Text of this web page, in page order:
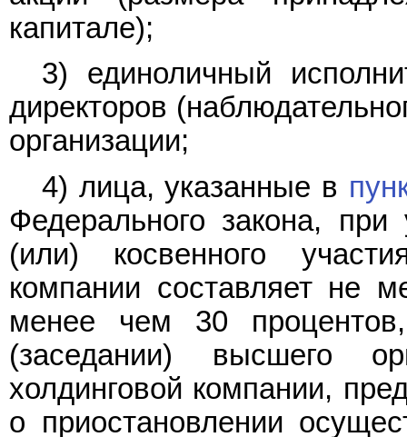
капитале);
3) единоличный
директоров
организации;
4) лица, указанные в
Федерального закона,
(или) косвенного
компании составляет не
менее чем 30
(заседании) высшего
холдинговой компании,
о приостановлении